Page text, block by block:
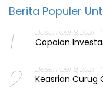
Berita Populer
1 Desember 8, 2021
Capaian
2 Desember 9, 2021
Keasrian Curug